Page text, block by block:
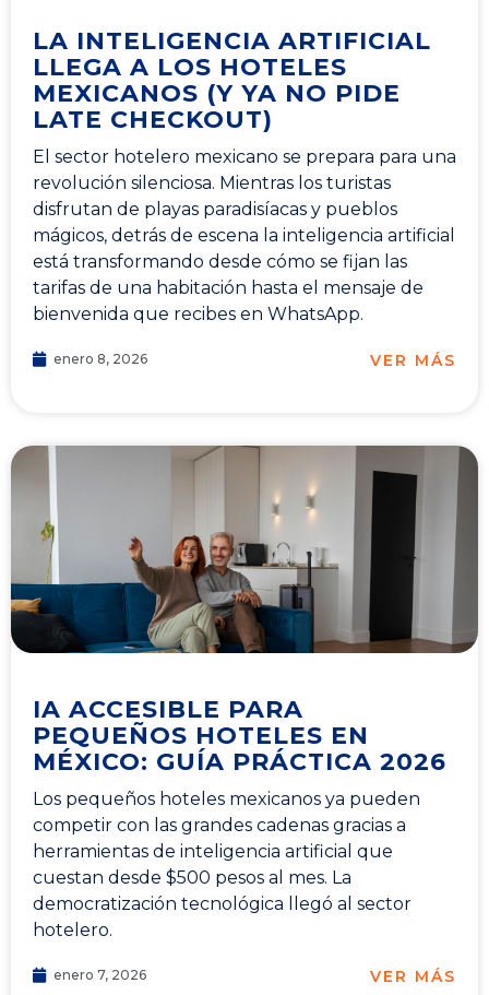
LA INTELIGENCIA ARTIFICIAL
LLEGA A LOS HOTELES
MEXICANOS (Y YA NO PIDE
LATE CHECKOUT)
El sector hotelero mexicano se prepara para una
revolución silenciosa. Mientras los turistas
disfrutan de playas paradisíacas y pueblos
mágicos, detrás de escena la inteligencia artificial
está transformando desde cómo se fijan las
tarifas de una habitación hasta el mensaje de
bienvenida que recibes en WhatsApp.
enero 8, 2026 VER MÁS
IA ACCESIBLE PARA
PEQUEÑOS HOTELES EN
MÉXICO: GUÍA PRÁCTICA 2026
Los pequeños hoteles mexicanos ya pueden
competir con las grandes cadenas gracias a
herramientas de inteligencia artificial que
cuestan desde $500 pesos al mes. La
democratización tecnológica llegó al sector
hotelero.
enero 7, 2026 VER MÁS